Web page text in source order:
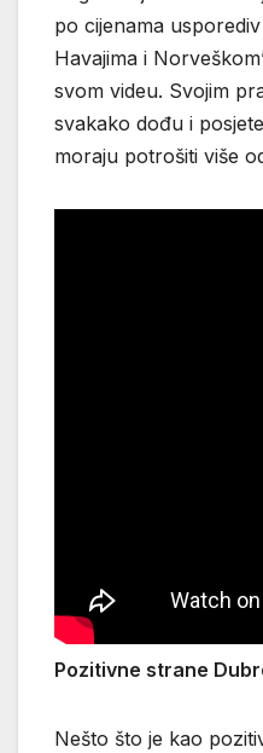
po cijenama
Havajima i
svom videu. Svojim
svakako dođu i
moraju potrošiti više
Pozitivne strane
Nešto što je kao